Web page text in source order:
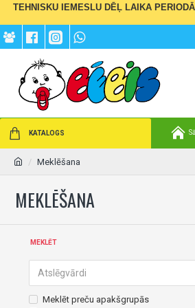
TEHNISKU IEMESLU DĒĻ LAIKA
KATALOGS
Meklēšana
MEKLĒŠANA
MEKLĒT
Meklēt preču apakšgrupās